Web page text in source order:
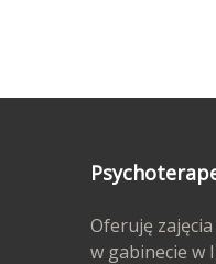
Oferuję
w gabinecie w